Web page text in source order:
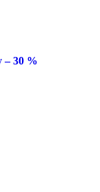
– 30 %